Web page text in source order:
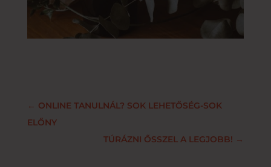
← ONLINE TANULNÁL? SOK LEHETŐSÉG-SOK
ELŐNY
TÚRÁZNI ŐSSZEL A LEGJOBB! →